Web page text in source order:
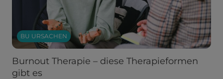
BU URSACHEN
Burnout Therapie – diese Therapieformen
gibt es